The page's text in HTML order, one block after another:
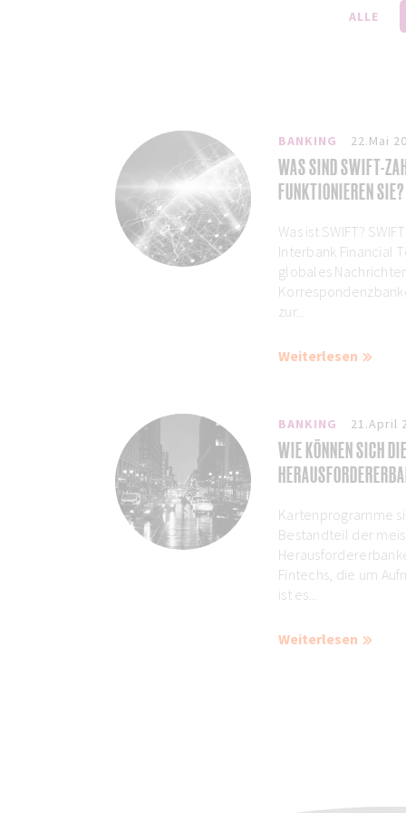
ALLE
BANKING 22.Mai
WAS SIND SWIFT-
FUNKTIONIEREN SIE?
Was ist SWIFT?
Interbank Financial
globales
zur...
Weiterlesen
BANKING 21.April
WIE KÖNNEN SICH
Kartenprogramme
Bestandteil der
Fintechs, die um
ist es...
Weiterlesen